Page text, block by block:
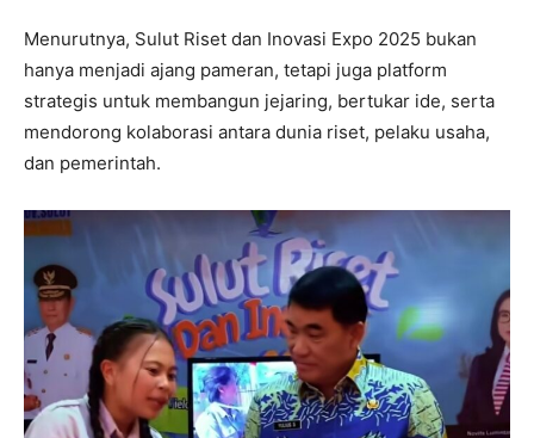
Menurutnya, Sulut Riset dan Inovasi Expo 2025 bukan
hanya menjadi ajang pameran, tetapi juga platform
strategis untuk membangun jejaring, bertukar ide, serta
mendorong kolaborasi antara dunia riset, pelaku usaha,
dan pemerintah.